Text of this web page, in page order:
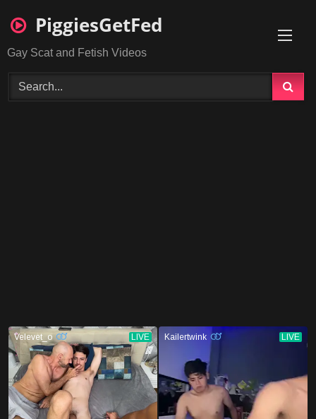
PiggiesGetFed
Gay Scat and Fetish Videos